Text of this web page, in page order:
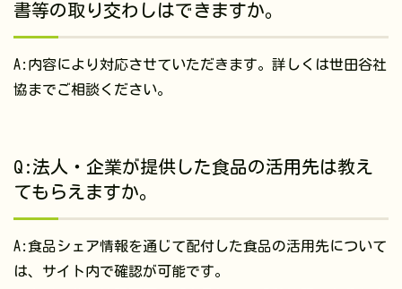
書等の取り交わしはできますか。
A:内容により対応させていただきます。詳しくは世田谷社
協までご相談ください。
Q:法人・企業が提供した食品の活用先は教え
てもらえますか。
A:食品シェア情報を通じて配付した食品の活用先について
は、サイト内で確認が可能です。